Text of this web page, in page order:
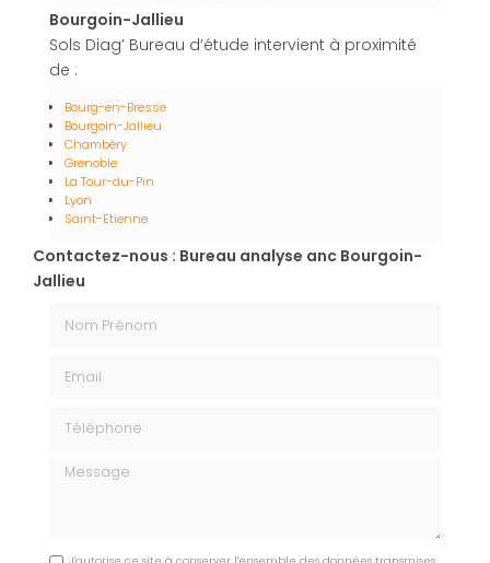
Bourgoin-Jallieu
Sols Diag’ Bureau d’étude intervient à proximité
de :
Bourg-en-Bresse
Bourgoin-Jallieu
Chambéry
Grenoble
La Tour-du-Pin
Lyon
Saint-Etienne
Contactez-nous : Bureau analyse anc Bourgoin-
Jallieu
Nom Prénom
Téléphone
Message